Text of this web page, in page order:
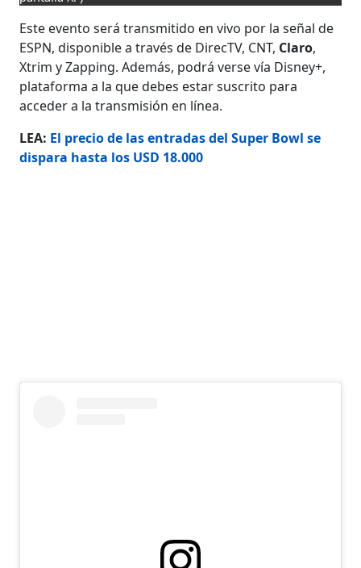
Este evento será transmitido en vivo por la señal de
ESPN, disponible a través de DirecTV, CNT, Claro,
Xtrim y Zapping. Además, podrá verse vía Disney+,
plataforma a la que debes estar suscrito para
acceder a la transmisión en línea.
LEA: El precio de las entradas del Super Bowl se
dispara hasta los USD 18.000